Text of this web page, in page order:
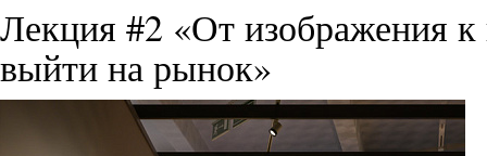
Лекция #2 «От изображения
выйти на рынок»